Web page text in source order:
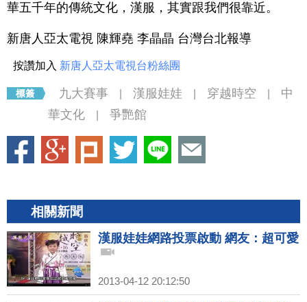
華五千年的傳統文化，漢服，其實跟我們很靠近。
新唐人亞太電視 陳輝堯 李晶晶 台灣台北報導
按讚加入 新唐人亞太電視台粉絲團
九大賽事 漢服娃娃 穿越時空
中
華文化
爭艷館
相關新聞
漢服娃娃網路投票啟動 網友：超可愛
2013-04-12 20:12:50